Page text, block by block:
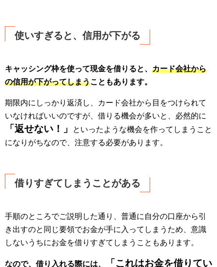
使いすぎると、信用が下がる
キャッシング枠を使って現金を借りると、 カード会社から
の信用が下がってしまうこともあります。
期限内にしっかり返済し、カード会社から目をつけられて
いなければいいのですが、借りる機会が多いと、必然的に
「返せない！」
といったような機会を作ってしまうこと
になりがちなので、注意する必要があります。
借りすぎてしまうことがある
手順のところでご説明した通り、普通に自分の口座から引
き出すのと同じ要領でお金が手に入ってしまうため、意識
しないうちにお金を借りすぎてしまうこともあります。
なので、借り入れる際には、 「これはお金を借りてい